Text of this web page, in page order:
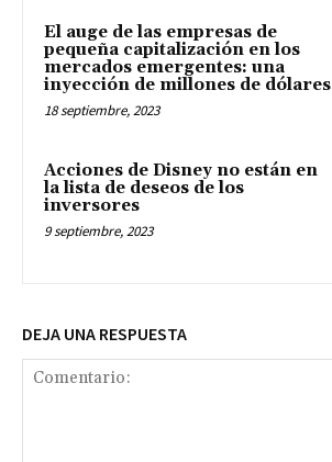
El auge de las empresas de
pequeña capitalización en los
mercados emergentes: una
inyección de millones de dólares
18 septiembre, 2023
Acciones de Disney no están en
la lista de deseos de los
inversores
9 septiembre, 2023
DEJA UNA RESPUESTA